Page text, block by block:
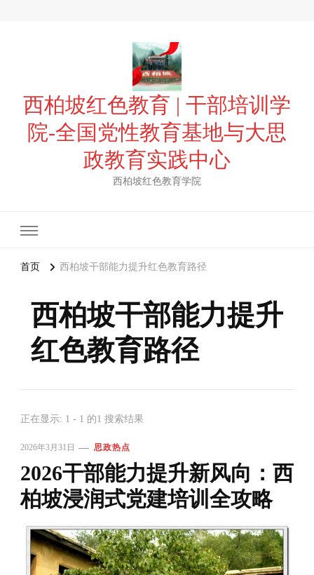
西柏坡红色教育 | 干部培训学
院-全国党性教育基地与大思
政教育实践中心
西柏坡红色教育学院
首页 西柏坡干部能力提升红色教育路径
西柏坡干部能力提升
红色教育路径
正在显示: 1 - 1 的1 搜索结果
2026年3月31日 思政热点
2026干部能力提升新风向：西
柏坡浸润式党建培训全攻略